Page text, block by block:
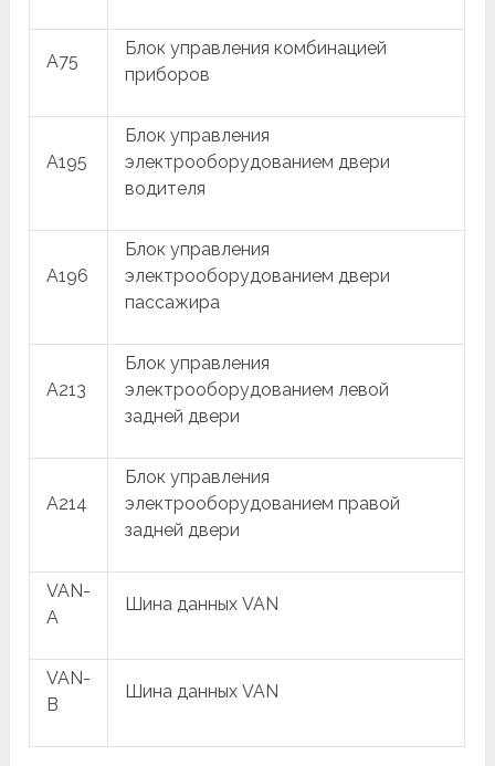
A75
Блок управления комбинацией
приборов
A195
Блок управления
электрооборудованием двери
водителя
A196
Блок управления
электрооборудованием двери
пассажира
A213
Блок управления
электрооборудованием левой
задней двери
A214
Блок управления
электрооборудованием правой
задней двери
VAN-
A
Шина данных VAN
VAN-
B
Шина данных VAN